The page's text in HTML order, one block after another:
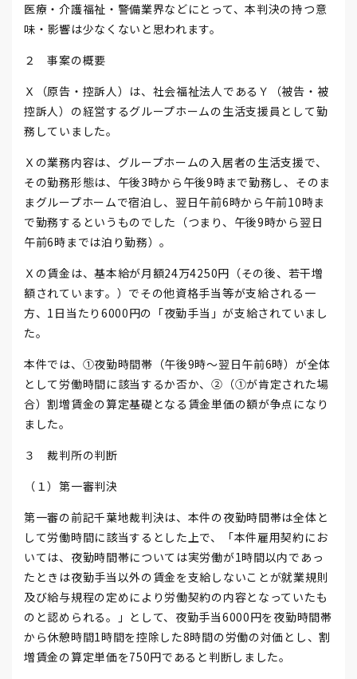
医療・介護福祉・警備業界などにとって、本判決の持つ意
味・影響は少なくないと思われます。
２ 事案の概要
Ｘ（原告・控訴人）は、社会福祉法人であるＹ（被告・被
控訴人）の経営するグループホームの生活支援員として勤
務していました。
Ｘの業務内容は、グループホームの入居者の生活支援で、
その勤務形態は、午後3時から午後9時まで勤務し、そのま
まグループホームで宿泊し、翌日午前6時から午前10時ま
で勤務するというものでした（つまり、午後9時から翌日
午前6時までは泊り勤務）。
Ｘの賃金は、基本給が月額24万4250円（その後、若干増
額されています。）でその他資格手当等が支給される一
方、1日当たり6000円の「夜勤手当」が支給されていまし
た。
本件では、①夜勤時間帯（午後9時～翌日午前6時）が全体
として労働時間に該当するか否か、②（①が肯定された場
合）割増賃金の算定基礎となる賃金単価の額が争点になり
ました。
３ 裁判所の判断
（１）第一審判決
第一審の前記千葉地裁判決は、本件の夜勤時間帯は全体と
して労働時間に該当するとした上で、「本件雇用契約にお
いては、夜勤時間帯については実労働が1時間以内であっ
たときは夜勤手当以外の賃金を支給しないことが就業規則
及び給与規程の定めにより労働契約の内容となっていたも
のと認められる。」として、夜勤手当6000円を夜勤時間帯
から休憩時間1時間を控除した8時間の労働の対価とし、割
増賃金の算定単価を750円であると判断しました。